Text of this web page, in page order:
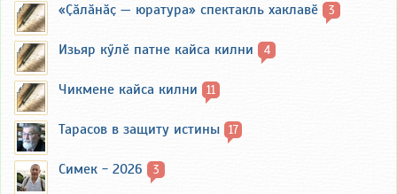
«Ҫӑлӑнӑҫ — юратура» спектакль хаклавӗ 3
Изьяр кӳлӗ патне кайса килни 4
Чикмене кайса килни 11
Тарасов в защиту истины 17
Симек - 2026 3